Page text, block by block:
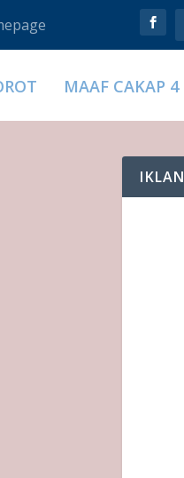
MAAF CAKAP 4
IKLAN